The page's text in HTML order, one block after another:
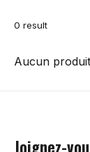
0 result
Aucun
Joignez-